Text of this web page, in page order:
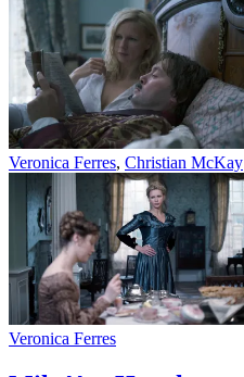
Veronica Ferres, Christian McKay
Veronica Ferres